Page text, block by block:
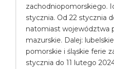
zachodniopomorskiego.
stycznia. Od 22 stycznia
natomiast województwa
mazurskie. Dalej:
pomorskie i śląskie ferie
stycznia do 11 lutego